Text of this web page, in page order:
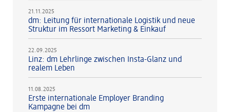
21.11.2025
dm: Leitung für internationale Logistik und neue
Struktur im Ressort Marketing & Einkauf
22.09.2025
Linz: dm Lehrlinge zwischen Insta-Glanz und
realem Leben
11.08.2025
Erste internationale Employer Branding
Kampagne bei dm